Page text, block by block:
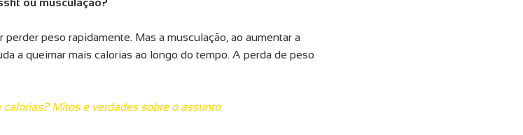
ou musculação?
peso rapidamente. Mas a musculação, ao aumentar a
a queimar mais calorias ao longo do tempo. A perda de peso
Mitos e verdades sobre o assunto